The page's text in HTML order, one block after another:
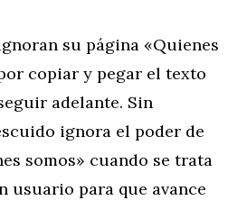
su página «Quienes
copiar y pegar el texto
adelante. Sin
ignora el poder de
somos» cuando se trata
usuario para que avance